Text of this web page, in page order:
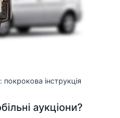
покрокова інструкція
аукціони?